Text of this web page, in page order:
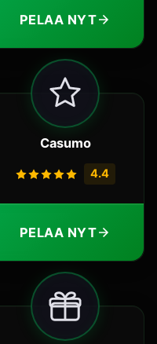
PELAA NYT
Casumo
4.4
PELAA NYT